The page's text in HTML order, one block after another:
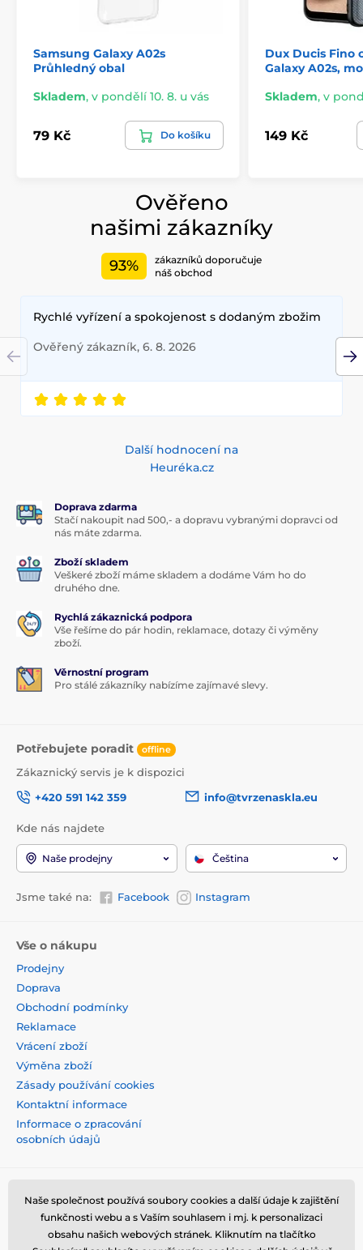
Samsung Galaxy A02s
Průhledný obal
Skladem, v pondělí 10. 8. u vás
79 Kč Do košíku
Dux Ducis Fino
Galaxy A02s,
Skladem, v
149 Kč
Ověřeno
našimi zákazníky
93%
zákazníků doporučuje
náš obchod
Rychlé vyřízení a spokojenost s dodaným zbožim
Ověřený zákazník, 6. 8. 2026
Další hodnocení na
Heuréka.cz
Doprava zdarma
Stačí nakoupit nad 500,- a dopravu vybranými dopravci od
nás máte zdarma.
Zboží skladem
Veškeré zboží máme skladem a dodáme Vám ho do
druhého dne.
Rychlá zákaznická podpora
Vše řešíme do pár hodin, reklamace, dotazy či výměny
zboží.
Věrnostní program
Pro stálé zákazníky nabízíme zajímavé slevy.
Potřebujete poradit offline
Zákaznický servis je k dispozici
+420 591 142 359
info@tvrzenaskla.eu
Kde nás najdete
Naše prodejny Čeština
Jsme také na: Facebook Instagram
Vše o nákupu
Prodejny
Doprava
Obchodní podmínky
Reklamace
Vrácení zboží
Výměna zboží
Zásady používání cookies
Kontaktní informace
Informace o zpracování
osobních údajů
Naše společnost používá soubory cookies a další údaje k zajištění
funkčnosti webu a s Vaším souhlasem i mj. k personalizaci
obsahu našich webových stránek. Kliknutím na tlačítko